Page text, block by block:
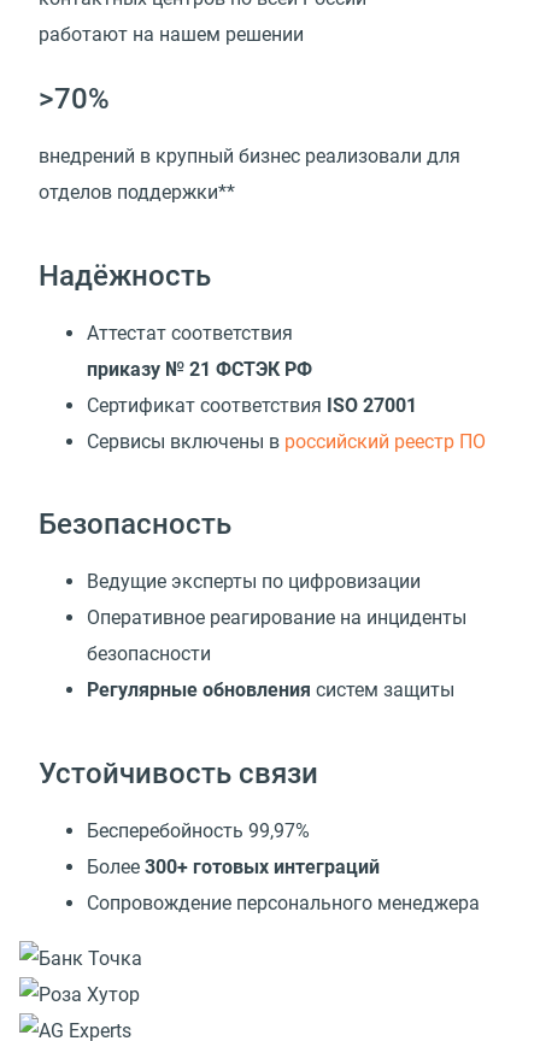
работают на нашем решении
>70%
внедрений в крупный бизнес реализовали для
отделов поддержки**
Надёжность
Аттестат соответствия
приказу № 21 ФСТЭК РФ
Сертификат соответствия ISO 27001
Cервисы включены в российский реестр ПО
Безопасность
Ведущие эксперты по цифровизации
Оперативное реагирование на инциденты
безопасности
Регулярные обновления систем защиты
Устойчивость связи
Бесперебойность 99,97%
Более 300+ готовых интеграций
Сопровождение персонального менеджера